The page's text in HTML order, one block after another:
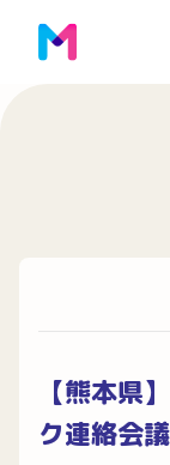
【熊本県
ク連絡会